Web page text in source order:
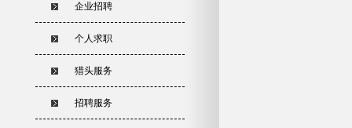
企业招聘
个人求职
猎头服务
招聘服务